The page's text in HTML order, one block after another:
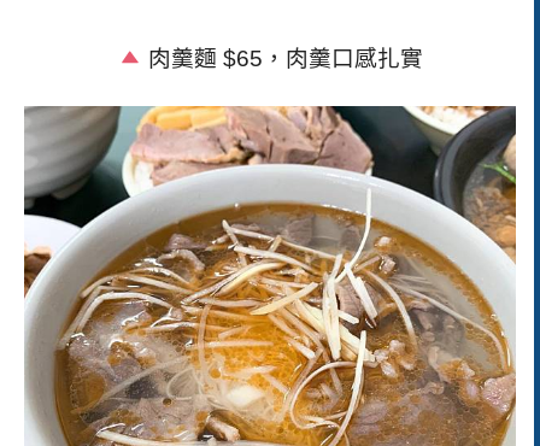
肉羹麵 $65 ，肉羹口感扎實